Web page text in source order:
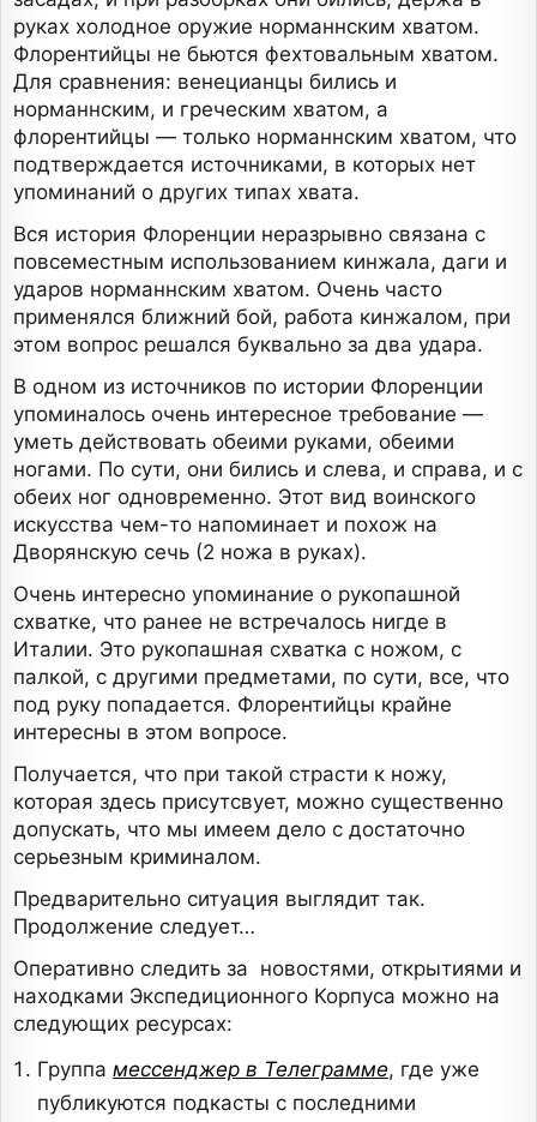
руках холодное оружие норманнским хватом.
Флорентийцы не бьются фехтовальным хватом.
Для сравнения: венецианцы бились и
норманнским, и греческим хватом, а
флорентийцы — только норманнским хватом, что
подтверждается источниками, в которых нет
упоминаний о других типах хвата.
Вся история Флоренции неразрывно связана с
повсеместным использованием кинжала, даги и
ударов норманнским хватом. Очень часто
применялся ближний бой, работа кинжалом, при
этом вопрос решался буквально за два удара.
В одном из источников по истории Флоренции
упоминалось очень интересное требование —
уметь действовать обеими руками, обеими
ногами. По сути, они бились и слева, и справа, и с
обеих ног одновременно. Этот вид воинского
искусства чем-то напоминает и похож на
Дворянскую сечь (2 ножа в руках).
Очень интересно упоминание о рукопашной
схватке, что ранее не встречалось нигде в
Италии. Это рукопашная схватка с ножом, с
палкой, с другими предметами, по сути, все, что
под руку попадается. Флорентийцы крайне
интересны в этом вопросе.
Получается, что при такой страсти к ножу,
которая здесь присутсвует, можно существенно
допускать, что мы имеем дело с достаточно
серьезным криминалом.
Предварительно ситуация выглядит так.
Продолжение следует…
Оперативно следить за новостями, открытиями и
находками Экспедиционного Корпуса можно на
следующих ресурсах:
Группа мессенджер в Телеграмме, где уже
публикуются подкасты с последними